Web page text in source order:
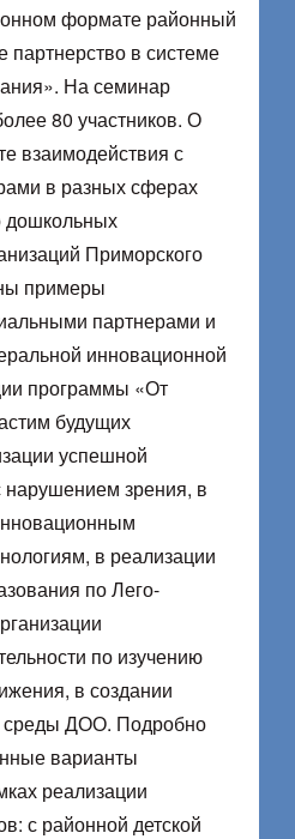
формате районный
в системе
На семинар
80 участников. О
взаимодействия с
в разных сферах
дошкольных
Приморского
примеры
партнерами и
инновационной
программы «От
будущих
успешной
нарушением зрения, в
в реализации
по Лего-
по изучению
в создании
среды ДОО. Подробно
варианты
реализации
с районной детской